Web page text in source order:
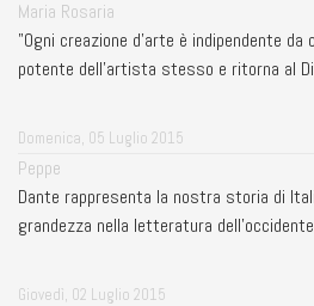
Maria Rosaria
"Ogni creazione d'arte è indipendente da
potente dell'artista stesso e ritorna al
Domenica, 05 Luglio 2015
Peppe
Dante rappresenta la nostra storia di
grandezza nella letteratura
Giovedì, 02 Luglio 2015